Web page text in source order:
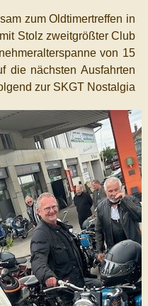
zum Oldtimertreffen in
Stolz zweitgrößter Club
von 15
die nächsten Ausfahrten
zur SKGT Nostalgia